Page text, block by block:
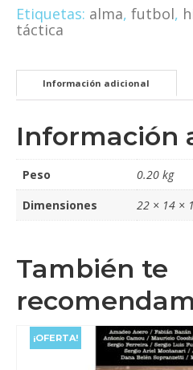
Etiquetas: alma, futbol,
táctica
Información adicional
Información
Peso
0.20 kg
Dimensiones
22 × 14 ×
También te
¡OFERTA!